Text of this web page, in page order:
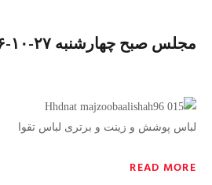
مجلس صبح چهارشنبه ۲۷-۱۰-۹۶ خانمها
لباس پوشش و زینت و برتری لباس تقوا
READ MORE